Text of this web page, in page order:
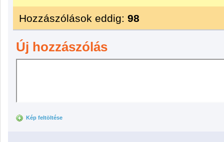
Hozzászólások eddig: 98
Új hozzászólás
Kép feltöltése